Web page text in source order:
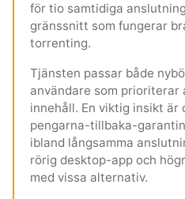
för tio samtidiga
gränssnitt som fungerar
torrenting.
Tjänsten passar både
användare som prioriterar
innehåll. En viktig insikt är
pengarna-tillbaka-
ibland långsamma
rörig desktop-app och
med vissa alternativ.